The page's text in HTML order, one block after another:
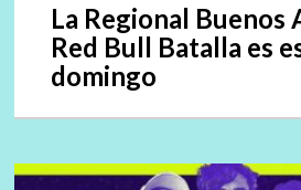
La Regional Buenos
Red Bull Batalla es
domingo